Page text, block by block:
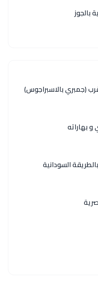
بالجوز
(جمبري بالاسبراجوس)
بهاراته
السودانية